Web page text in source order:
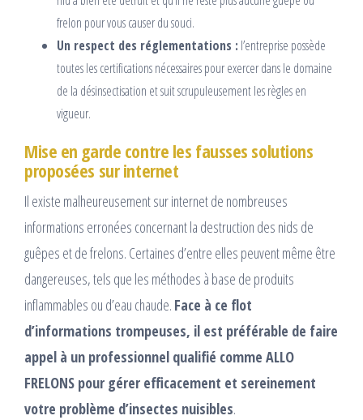
frelon pour vous causer du souci.
Un respect des réglementations : l’entreprise possède
toutes les certifications nécessaires pour exercer dans le domaine
de la désinsectisation et suit scrupuleusement les règles en
vigueur.
Mise en garde contre les fausses solutions
proposées sur internet
Il existe malheureusement sur internet de nombreuses
informations erronées concernant la destruction des nids de
guêpes et de frelons. Certaines d’entre elles peuvent même être
dangereuses, tels que les méthodes à base de produits
inflammables ou d’eau chaude. Face à ce flot
d’informations trompeuses, il est préférable de faire
appel à un professionnel qualifié comme ALLO
FRELONS pour gérer efficacement et sereinement
votre problème d’insectes nuisibles.